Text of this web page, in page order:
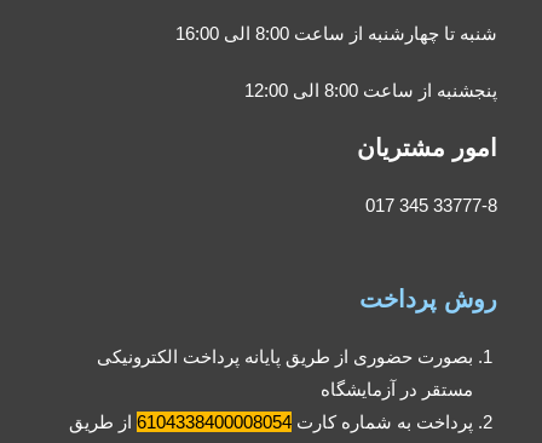
شنبه تا چهارشنبه از ساعت 8:00 الی 16:00
پنجشنبه از ساعت 8:00 الی 12:00
امور مشتریان
33777-8 345 017
روش پرداخت
بصورت حضوری از طریق پایانه پرداخت الکترونیکی
مستقر در آزمایشگاه
پرداخت به شماره کارت6104338400008054 از طریق